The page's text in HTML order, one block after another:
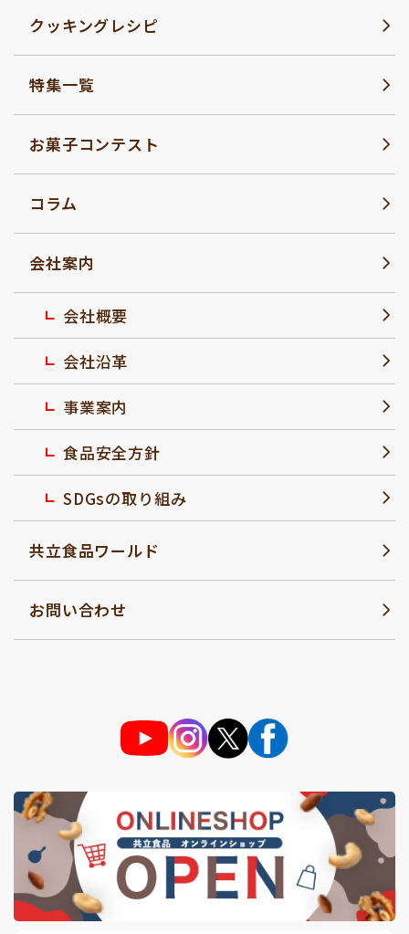
クッキングレシピ
特集一覧
お菓子コンテスト
コラム
会社案内
会社概要
会社沿革
事業案内
食品安全方針
SDGsの取り組み
共立食品ワールド
お問い合わせ